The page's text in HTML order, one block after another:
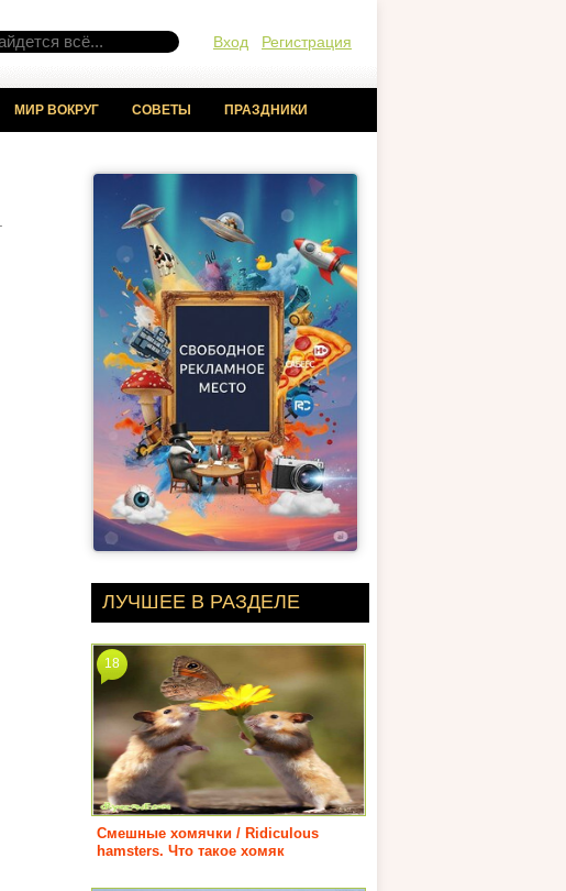
Вход Регистрация
МИР ВОКРУГ СОВЕТЫ ПРАЗДНИКИ
ЛУЧШЕЕ В РАЗДЕЛЕ
Смешные хомячки / Ridiculous
hamsters. Что такое хомяк
18